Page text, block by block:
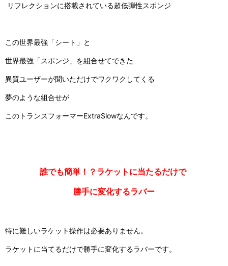
リフレクションに搭載されている超低弾性スポンジ
この世界最強「シート」と
世界最強「スポンジ」を組合せてできた
異質ユーザーが聞いただけでワクワクしてくる
夢のような組合せが
このトランスフォーマーExtraSlowなんです。
誰でも簡単！？ラケットに当たるだけで
勝手に変化するラバー
特に難しいラケット操作は必要ありません。
ラケットに当てるだけで勝手に変化するラバーです。